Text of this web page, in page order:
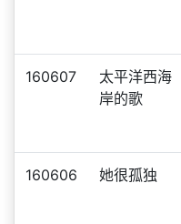
160607
太平洋西海
岸的歌
160606 她很孤独